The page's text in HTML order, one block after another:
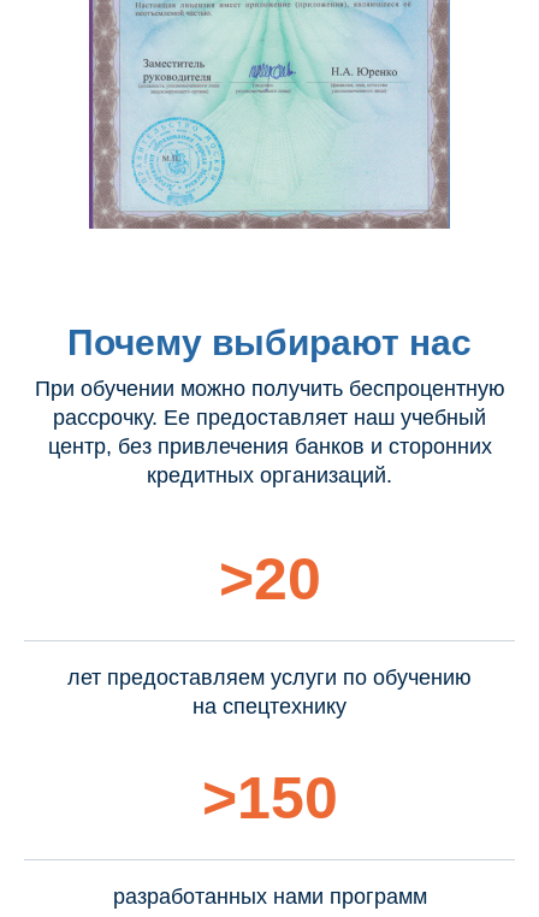
Почему выбирают нас
При обучении можно получить беспроцентную
рассрочку. Ее предоставляет наш учебный
центр, без привлечения банков и сторонних
кредитных организаций.
>20
лет предоставляем услуги по обучению
на спецтехнику
>150
разработанных нами программ